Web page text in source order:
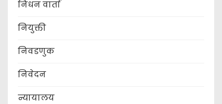
निधन वार्ता
नियुक्ती
निवडणुक
निवेदन
न्यायालय